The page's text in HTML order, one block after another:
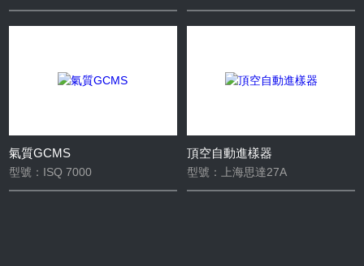
氣質GCMS
型號：ISQ 7000
頂空自動進樣器
型號：上海思達27A